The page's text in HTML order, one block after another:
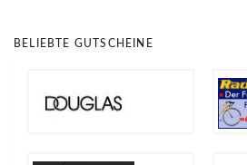
BELIEBTE GUTSCHEINE